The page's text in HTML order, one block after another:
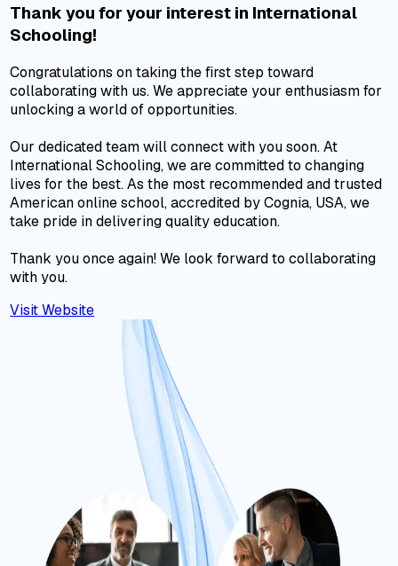
Thank you for your interest in International
Schooling!
Congratulations on taking the first step toward
collaborating with us. We appreciate your enthusiasm for
unlocking a world of opportunities.
Our dedicated team will connect with you soon. At
International Schooling, we are committed to changing
lives for the best. As the most recommended and trusted
American online school, accredited by Cognia, USA, we
take pride in delivering quality education.
Thank you once again! We look forward to collaborating
with you.
Visit Website